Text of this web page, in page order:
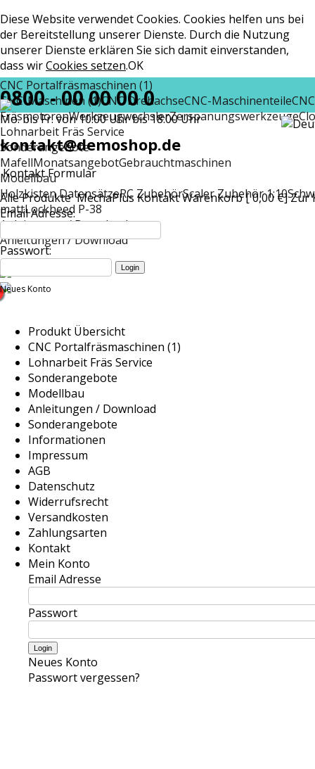
Diese Website verwendet Cookies. Cookies helfen uns bei
der Bereitstellung unserer Dienste. Durch die Nutzung
unserer Dienste erklären Sie sich damit einverstanden,
dass wirCookies setzen.OK
CNC Portalfräsmaschinen (1)
CNC-Maschinen (1)CNC DrehachseCNC-Maschinenteile
FräsmotorenWerkzeugwechslerZerspanungswerkzeuge
Lohnarbeit Fräs Service
Sonderangebote
MafellMonatsangebotGebrauchtmaschinen
Modellbau
Holzkisten DatensätzeRC ZubehörScaler Zubehör 1:10
mattLockheed P-38
Anleitungen / Download
Anleitungen / Download
0800 - 00 00 00 0
Mo. bis Fr. von 10:00 Uhr bis 18:00 Uhr
kontakt@demoshop.de
Kontakt Formular
Alle Produkte MechaPlus KontaktWarenkorb [ 0,00 €]Zur
Email Adresse:
Passwort:
Neues Konto
Produkt Übersicht
CNC Portalfräsmaschinen (1)
Lohnarbeit Fräs Service
Sonderangebote
Modellbau
Anleitungen / Download
Sonderangebote
Informationen
Impressum
AGB
Datenschutz
Widerrufsrecht
Versandkosten
Zahlungsarten
Kontakt
Mein Konto
Email Adresse
Passwort
Neues Konto
Passwort vergessen?